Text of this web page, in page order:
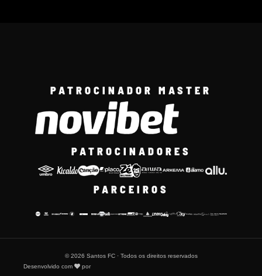
PATROCINADOR MASTER
PATROCINADORES
PARCEIROS
© 2026 Santos FC · Todos os direitos reservados
Desenvolvido com
por